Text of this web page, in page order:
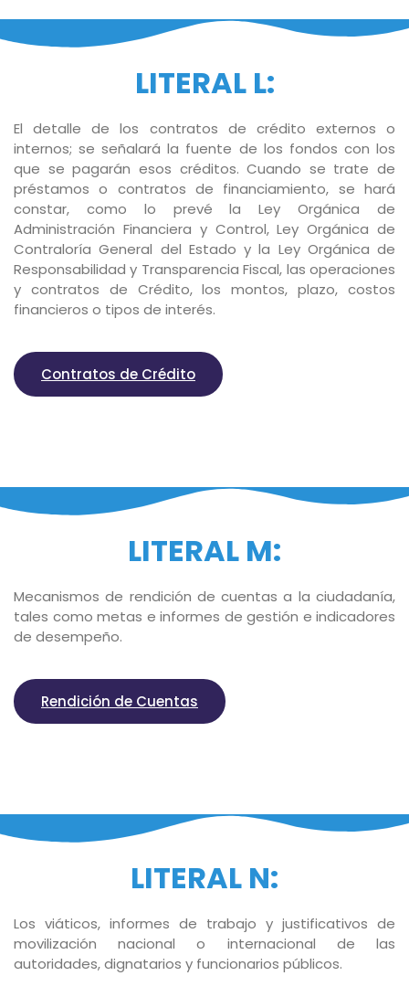
LITERAL L:
El detalle de los contratos de crédito externos o
internos; se señalará la fuente de los fondos con los
que se pagarán esos créditos. Cuando se trate de
préstamos o contratos de financiamiento, se hará
constar, como lo prevé la Ley Orgánica de
Administración Financiera y Control, Ley Orgánica de
Contraloría General del Estado y la Ley Orgánica de
Responsabilidad y Transparencia Fiscal, las operaciones
y contratos de Crédito, los montos, plazo, costos
financieros o tipos de interés.
Contratos de Crédito
LITERAL M:
Mecanismos de rendición de cuentas a la ciudadanía,
tales como metas e informes de gestión e indicadores
de desempeño.
Rendición de Cuentas
LITERAL N:
Los viáticos, informes de trabajo y justificativos de
movilización nacional o internacional de las
autoridades, dignatarios y funcionarios públicos.